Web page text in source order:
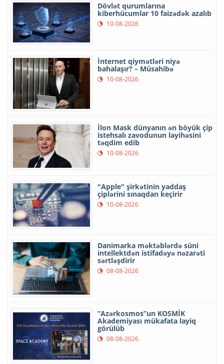
Dövlət qurumlarına
kiberhücumlar 10 faizədək azalıb
10-08-2026
İnternet qiymətləri niyə
bahalaşır? – Müsahibə
10-08-2026
İlon Mask dünyanın ən böyük çip
istehsalı zavodunun layihəsini
təqdim edib
10-08-2026
"Apple" şirkətinin yaddaş
çiplərini sınaqdan keçirir
10-08-2026
Danimarka məktəblərdə süni
intellektdən istifadəyə nəzarəti
sərtləşdirir
08-08-2026
“Azərkosmos”un KOSMİK
Akademiyası mükafata layiq
görülüb
08-08-2026